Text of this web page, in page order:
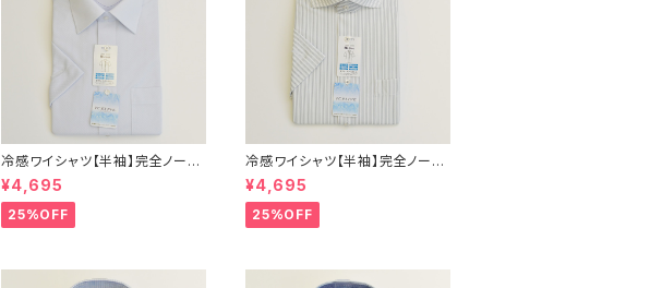
冷感ワイシャツ【半袖】完全ノーア
イロン i-Shirt｜-2℃冷却 形態
安定 レギュラーシルエット セミワ
イドカラー ドビー メンズ ビジネ
¥4,695
25%OFF
冷感ワイシャツ【半袖】完全ノーア
イロン i-Shirt｜-2℃冷却 形態
安定 レギュラーシルエット カッタ
ウェイ ストライプ メンズ ビジネス
exha11-cw-12 L.グレー
¥4,695
25%OFF